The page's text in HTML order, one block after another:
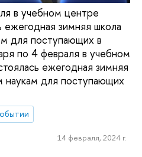
в учебном центре
зимняя школа
для поступающих в
по 4 февраля в учебном
ежегодная зимняя
для поступающих
14 февраля, 2024 г.